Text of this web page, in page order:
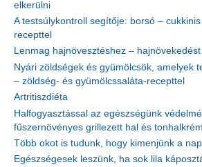
elkerülni
A testsúlykontroll segítője: borsó –
recepttel
Lenmag hajnövesztéshez –
Nyári zöldségek és gyümölcsök, amelyek
– zöldség- és gyümölcssaláta-recepttel
Artritiszdiéta
Halfogyasztással az egészségünk
fűszernövényes grillezett hal és tonhalkrém
Több okot is tudunk, hogy kimenjünk a
Egészségesek leszünk, ha sok lila